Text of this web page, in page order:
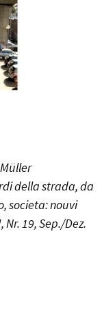
della strada, da
societa: nouvi
19, Sep./Dez.